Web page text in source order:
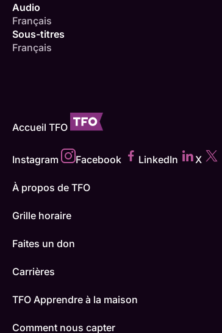
Audio
Français
Sous-titres
Français
Accueil TFO
Instagram Facebook LinkedIn X
À propos de TFO
Grille horaire
Faites un don
Carrières
TFO Apprendre à la maison
Comment nous capter